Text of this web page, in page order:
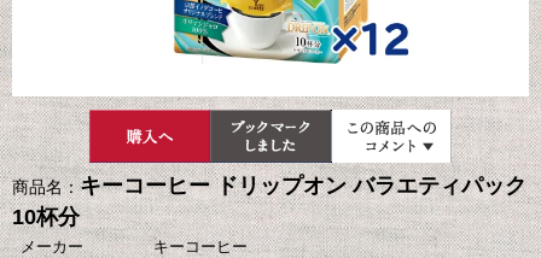
商品名：キーコーヒー ドリップオン バラエティパック
10杯分
メーカー
キーコーヒー